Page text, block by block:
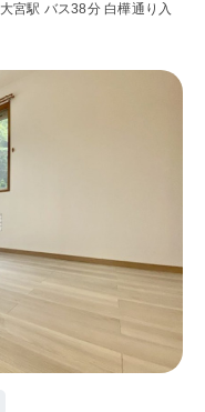
大宮駅 バス38分 白樺通り入